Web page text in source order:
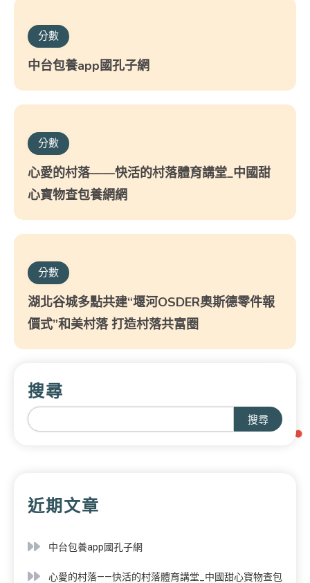
分數
中台包養app國孔子網
分數
心愛的村落——快活的村落體育講堂_中國甜
心寶物查包養網網
分數
湖北谷城多點共建“堰河OSDER奧斯德零件報
價式”和美村落 打造村落共富圈
搜尋
搜尋
近期文章
中台包養app國孔子網
心愛的村落——快活的村落體育講堂_中國甜心寶物查包